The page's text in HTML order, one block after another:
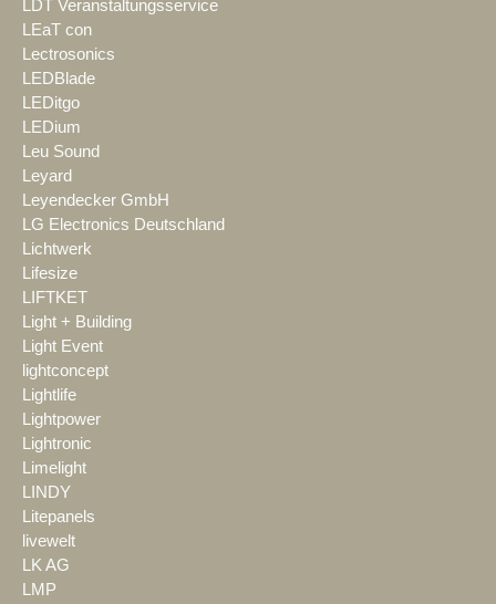
LDT Veranstaltungsservice
LEaT con
Lectrosonics
LEDBlade
LEDitgo
LEDium
Leu Sound
Leyard
Leyendecker GmbH
LG Electronics Deutschland
Lichtwerk
Lifesize
LIFTKET
Light + Building
Light Event
lightconcept
Lightlife
Lightpower
Lightronic
Limelight
LINDY
Litepanels
livewelt
LK AG
LMP